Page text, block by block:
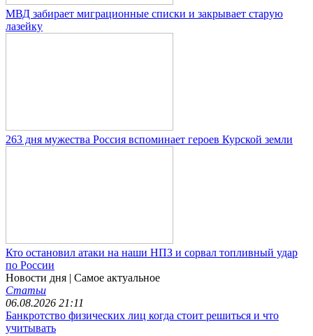
МВД забирает миграционные списки и закрывает старую
лазейку
263 дня мужества Россия вспоминает героев Курской земли
Кто остановил атаки на наши НПЗ и сорвал топливный удар
по России
Новости дня | Самое актуальное
Статьи
06.08.2026 21:11
Банкротство физических лиц когда стоит решиться и что
учитывать